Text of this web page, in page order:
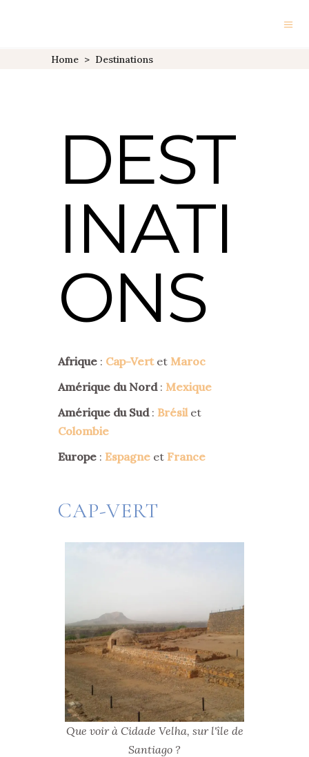
Home > Destinations
DEST
INATI
ONS
Afrique : Cap-Vertet Maroc
Amérique du Nord: Mexique
Amérique du Sud: Brésilet
Colombie
Europe : Espagne et France
CAP-VERT
Que voir à Cidade Velha, sur l'île de
Santiago ?